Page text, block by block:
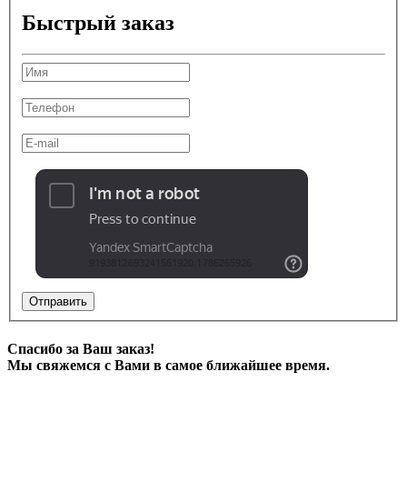
Быстрый заказ
Отправить
Спасибо за Ваш заказ!
Мы свяжемся с Вами в самое ближайшее время.